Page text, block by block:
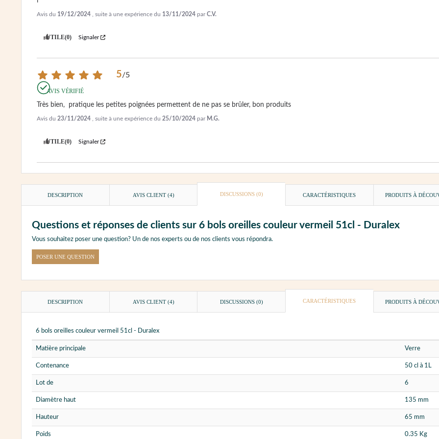
Avis du 19/12/2024 , suite à une expérience du 13/11/2024 parC.V.
UTILE(0) Signaler
5/5
AVIS VÉRIFIÉ
Très bien,  pratique les petites poignées permettent de ne pas se brûler, bon produits
Avis du 23/11/2024 , suite à une expérience du 25/10/2024 par M.G.
UTILE(0) Signaler
DESCRIPTION AVIS CLIENT (4) DISCUSSIONS (0) CARACTÉRISTIQUES PRODUITS À
Questions et réponses de clients sur 6 bols oreilles couleur vermeil 51cl - Duralex
Vous souhaitez poser une question? Un de nos experts ou de nos clients vous répondra.
POSER UNE QUESTION
DESCRIPTION AVIS CLIENT (4) DISCUSSIONS (0) CARACTÉRISTIQUES PRODUITS À
6 bols oreilles couleur vermeil 51cl - Duralex
Matière principale Verre
Contenance 50 cl à 1L
Lot de 6
Diamètre haut 135 mm
Hauteur 65 mm
Poids 0.35 Kg